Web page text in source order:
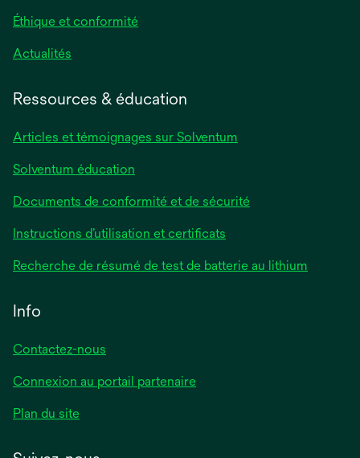
Éthique et conformité
Actualités
Ressources & éducation
Articles et témoignages sur Solventum
Solventum éducation
Documents de conformité et de sécurité
Instructions d’utilisation et certificats
Recherche de résumé de test de batterie au lithium
Info
Contactez-nous
Connexion au portail partenaire
Plan du site